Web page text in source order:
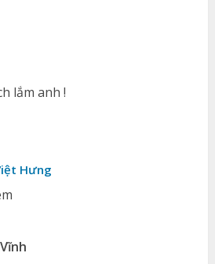
lắm anh !
Hưng